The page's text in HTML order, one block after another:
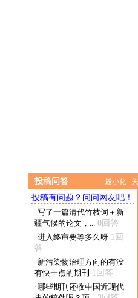
投稿问答 最小化
投稿有问题？问问网友吧！
·写了一篇清代竹枝词＋新
疆气候的论文，... 0回答
·进入终审要等多久呀 1回
答
· 新污染物治理方向的有没
有快一点的期刊 1回答
·哪些期刊还收中国近现代